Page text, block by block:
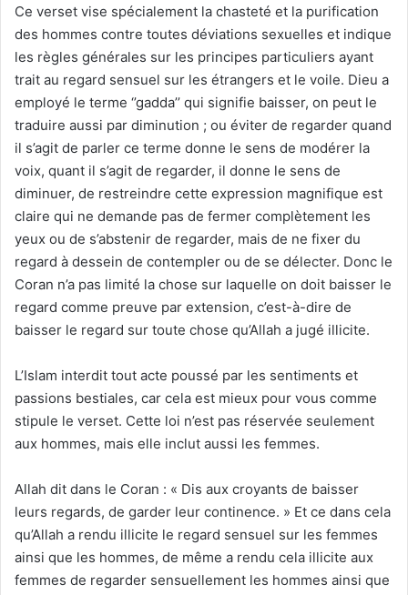
Ce verset vise spécialement la chasteté et la purification
des hommes contre toutes déviations sexuelles et indique
les règles générales sur les principes particuliers ayant
trait au regard sensuel sur les étrangers et le voile. Dieu a
employé le terme ‘’gadda’’ qui signifie baisser, on peut le
traduire aussi par diminution ; ou éviter de regarder quand
il s’agit de parler ce terme donne le sens de modérer la
voix, quant il s’agit de regarder, il donne le sens de
diminuer, de restreindre cette expression magnifique est
claire qui ne demande pas de fermer complètement les
yeux ou de s’abstenir de regarder, mais de ne fixer du
regard à dessein de contempler ou de se délecter. Donc le
Coran n’a pas limité la chose sur laquelle on doit baisser le
regard comme preuve par extension, c’est-à-dire de
baisser le regard sur toute chose qu’Allah a jugé illicite.
L’Islam interdit tout acte poussé par les sentiments et
passions bestiales, car cela est mieux pour vous comme
stipule le verset. Cette loi n’est pas réservée seulement
aux hommes, mais elle inclut aussi les femmes.
Allah dit dans le Coran : « Dis aux croyants de baisser
leurs regards, de garder leur continence. » Et ce dans cela
qu’Allah a rendu illicite le regard sensuel sur les femmes
ainsi que les hommes, de même a rendu cela illicite aux
femmes de regarder sensuellement les hommes ainsi que